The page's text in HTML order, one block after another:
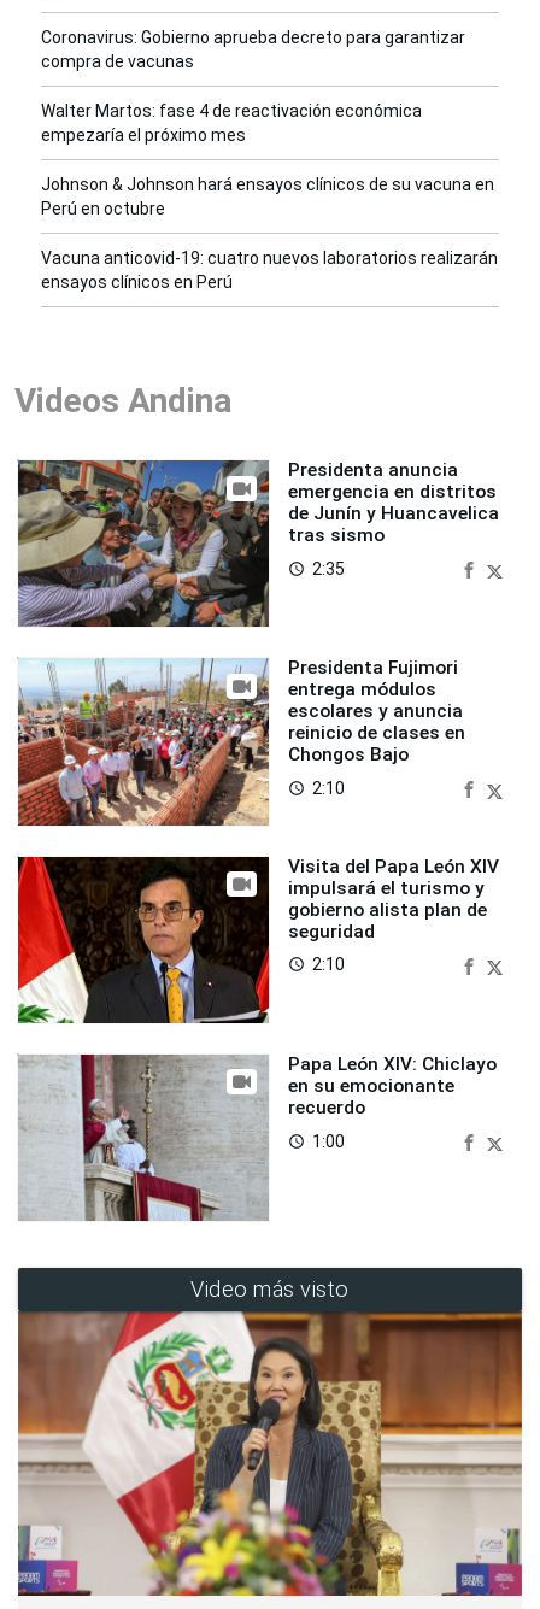
Coronavirus: Gobierno aprueba decreto para garantizar
compra de vacunas
Walter Martos: fase 4 de reactivación económica
empezaría el próximo mes
Johnson & Johnson hará ensayos clínicos de su vacuna en
Perú en octubre
Vacuna anticovid-19: cuatro nuevos laboratorios realizarán
ensayos clínicos en Perú
Videos Andina
Presidenta anuncia
emergencia en distritos
de Junín y Huancavelica
tras sismo
access_time 2:35
Presidenta Fujimori
entrega módulos
escolares y anuncia
reinicio de clases en
Chongos Bajo
access_time 2:10
Visita del Papa León XIV
impulsará el turismo y
gobierno alista plan de
seguridad
access_time 2:10
Papa León XIV: Chiclayo
en su emocionante
recuerdo
access_time 1:00
Video más visto